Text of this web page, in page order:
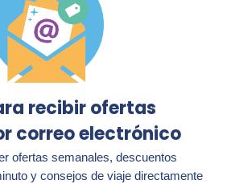
recibir ofertas
correo electrónico
ofertas semanales, descuentos
y consejos de viaje directamente